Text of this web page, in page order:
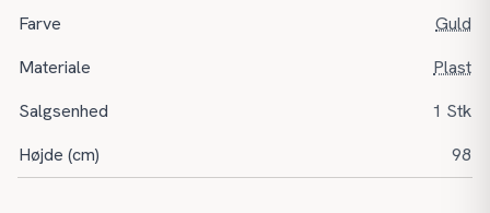
Farve
Guld
Materiale
Plast
Salgsenhed
1 Stk
Højde (cm)
98